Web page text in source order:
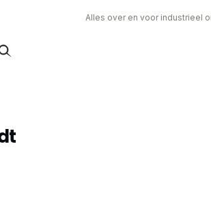
Alles over en voor industrieel